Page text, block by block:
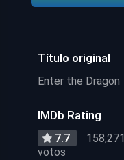
Título original
Enter the Dragon
IMDb Rating
7.7
158,271
votos